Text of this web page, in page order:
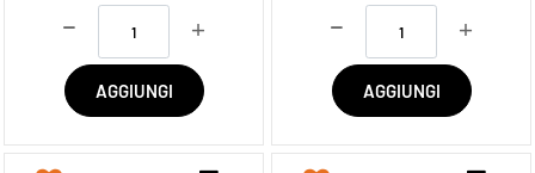
AGGIUNGI AGGIUNGI